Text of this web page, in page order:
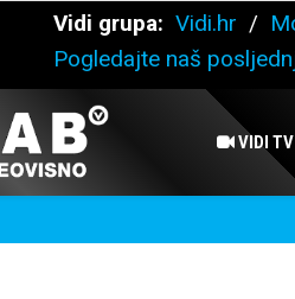
Vidi grupa: Vidi.hr /
Pogledajte naš
VIDI TV